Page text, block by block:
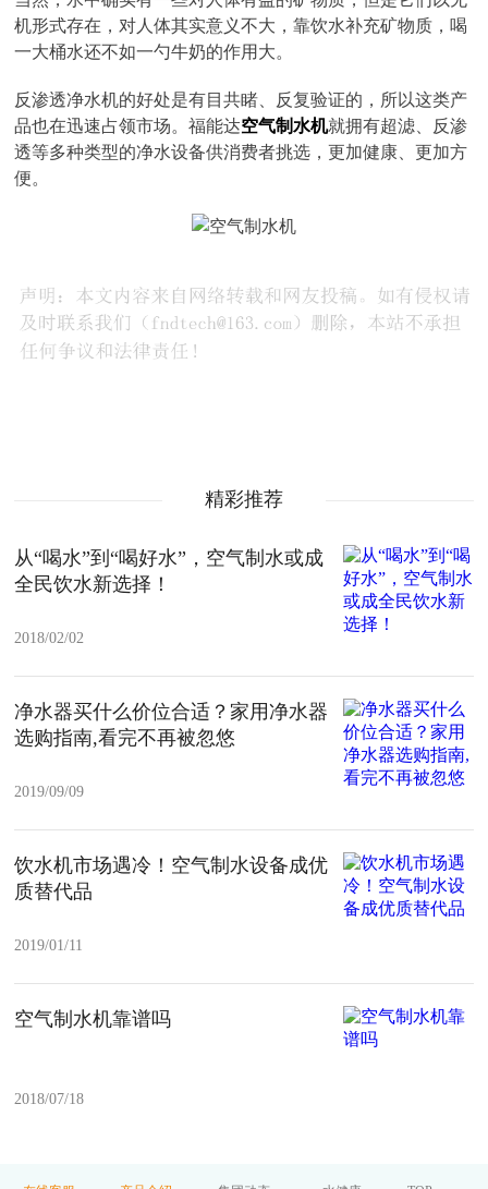
机形式存在，对人体其实意义不大，靠饮水补充矿物质，喝
一大桶水还不如一勺牛奶的作用大。
反渗透净水机的好处是有目共睹、反复验证的，所以这类产
品也在迅速占领市场。福能达空气制水机就拥有超滤、反渗
透等多种类型的净水设备供消费者挑选，更加健康、更加方
便。
精彩推荐
从“喝水”到“喝好水”，空气制水或成
全民饮水新选择！
2018/02/02
净水器买什么价位合适？家用净水器
选购指南,看完不再被忽悠
2019/09/09
饮水机市场遇冷！空气制水设备成优
质替代品
2019/01/11
空气制水机靠谱吗
2018/07/18